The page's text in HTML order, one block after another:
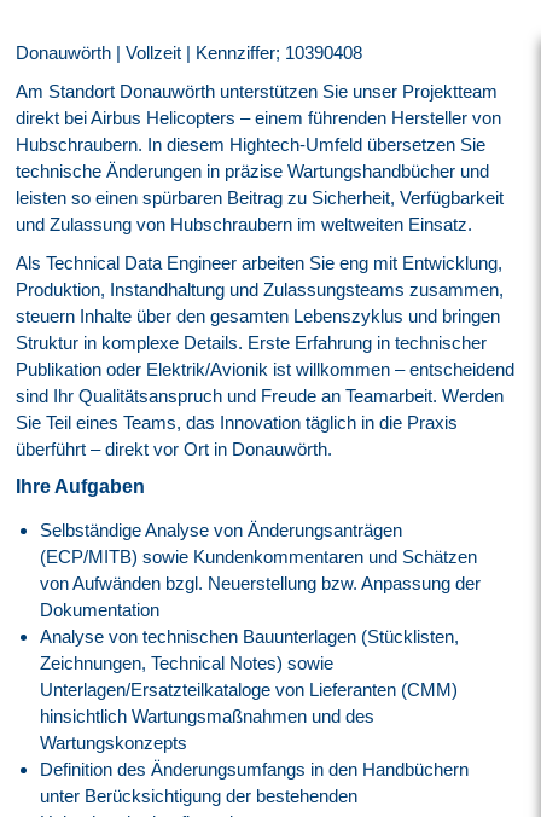
Donauwörth | Vollzeit | Kennziffer; 10390408
Am Standort Donauwörth unterstützen Sie unser Projektteam
direkt bei Airbus Helicopters – einem führenden Hersteller von
Hubschraubern. In diesem Hightech-Umfeld übersetzen Sie
technische Änderungen in präzise Wartungshandbücher und
leisten so einen spürbaren Beitrag zu Sicherheit, Verfügbarkeit
und Zulassung von Hubschraubern im weltweiten Einsatz.
Als Technical Data Engineer arbeiten Sie eng mit Entwicklung,
Produktion, Instandhaltung und Zulassungsteams zusammen,
steuern Inhalte über den gesamten Lebenszyklus und bringen
Struktur in komplexe Details. Erste Erfahrung in technischer
Publikation oder Elektrik/Avionik ist willkommen – entscheidend
sind Ihr Qualitätsanspruch und Freude an Teamarbeit. Werden
Sie Teil eines Teams, das Innovation täglich in die Praxis
überführt – direkt vor Ort in Donauwörth.
Ihre Aufgaben
Selbständige Analyse von Änderungsanträgen
(ECP/MITB) sowie Kundenkommentaren und Schätzen
von Aufwänden bzgl. Neuerstellung bzw. Anpassung der
Dokumentation
Analyse von technischen Bauunterlagen (Stücklisten,
Zeichnungen, Technical Notes) sowie
Unterlagen/Ersatzteilkataloge von Lieferanten (CMM)
hinsichtlich Wartungsmaßnahmen und des
Wartungskonzepts
Definition des Änderungsumfangs in den Handbüchern
unter Berücksichtigung der bestehenden